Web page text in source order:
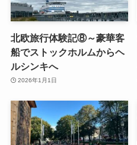
北欧旅行体験記⑧～豪華客
船でストックホルムからヘ
ルシンキへ
2026年1月1日